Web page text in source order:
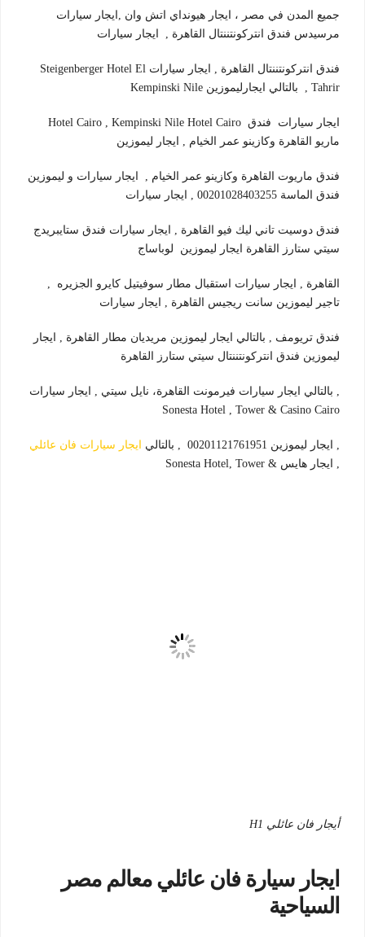
جميع المدن في مصر ، ايجار هيونداي اتش وان ,ايجار سيارات
مرسيدس فندق انتركونتننتال القاهرة , ايجار سيارات
فندق انتركونتننتال القاهرة , ايجار سيارات Steigenberger Hotel El
Tahrir , بالتالي ايجارليموزين ‪Kempinski Nile
Hotel Cairo , ‪Kempinski Nile Hotel Cairo ايجار سيارات فندق
ماريو القاهرة وكازينو عمر الخيام , ايجار ليموزين
فندق ماريوت القاهرة وكازينو عمر الخيام , ايجار سيارات و ليموزين
فندق الماسة 00201028403255 , ايجار سيارات
فندق دوسيت تاني ليك فيو القاهرة , ايجار سيارات فندق ستايبريدج
سيتي ستارز القاهرة ايجار ليموزين لوباساج
القاهرة , ايجار سيارات استقبال مطار سوفيتيل كايرو الجزيره ,
تاجير ليموزين سانت ريجيس القاهرة , ايجار سيارات
فندق تريومف , بالتالي ايجار ليموزين مريديان مطار القاهرة , ايجار
ليموزين فندق انتركونتننتال سيتي ستارز القاهرة
, بالتالي ايجار سيارات فيرمونت القاهرة، نايل سيتي , ايجار سيارات
‪Sonesta Hotel , Tower & Casino Cairo
, ايجار ليموزين 00201121761951 , بالتالي
ايجار سيارات فان عائلي
, ايجار هايس ‪Sonesta Hotel, Tower &
أيجار فان عائلي H1
ايجار سيارة فان عائلي معالم مصر
السياحية